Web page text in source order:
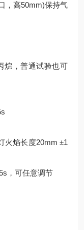
，高50mm)保持气
，普通试验也可
焰长度20mm ±1
，可任意调节